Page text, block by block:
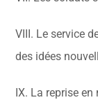
VIII. Le service
des idées
IX. La reprise